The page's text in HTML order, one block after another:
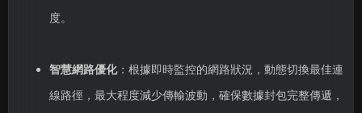
度。
智慧網路優化：根據即時監控的網路狀況，動態切換最佳連
線路徑，最大程度減少傳輸波動，確保數據封包完整傳遞，